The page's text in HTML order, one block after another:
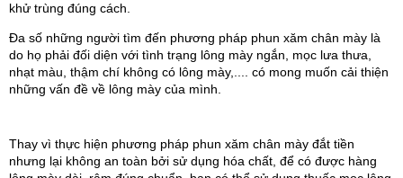
khử trùng đúng cách.
Đa số những người tìm đến phương pháp phun xăm chân mày là
do họ phải đối diện với tình trạng lông mày ngắn, mọc lưa thưa,
nhạt màu, thậm chí không có lông mày,.... có mong muốn cải thiện
những vấn đề về lông mày của mình.
Thay vì thực hiện phương pháp phun xăm chân mày đắt tiền
nhưng lại không an toàn bởi sử dụng hóa chất, để có được hàng